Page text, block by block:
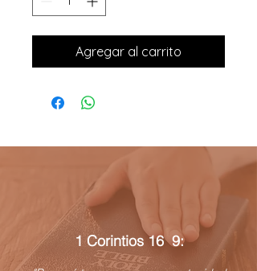
Agregar al carrito
1 Corintios 16 9: